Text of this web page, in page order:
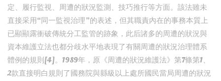
定、履行監視、周遭的狀況監測、技巧推行等方面。該法雖未
直接采用“同一監視治理”的表述，但其職責內在的事務本質上
已顯顯露衝破傳統分工監管的跡象，此后諸多的周遭的狀況與
資本維護立法也都分歧水平地表現了有關周遭的狀況治理體系
體例的規則[4]。1989年，原《周遭的狀況維護法》第7條第1、
2款直接明白規則了國務院與縣級以上處所國民當局周遭的狀況